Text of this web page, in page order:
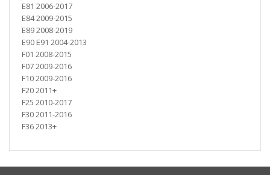
E81 2006-2017
E84 2009-2015
E89 2008-2019
E90 E91 2004-2013
F01 2008-2015
F07 2009-2016
F10 2009-2016
F20 2011+
F25 2010-2017
F30 2011-2016
F36 2013+